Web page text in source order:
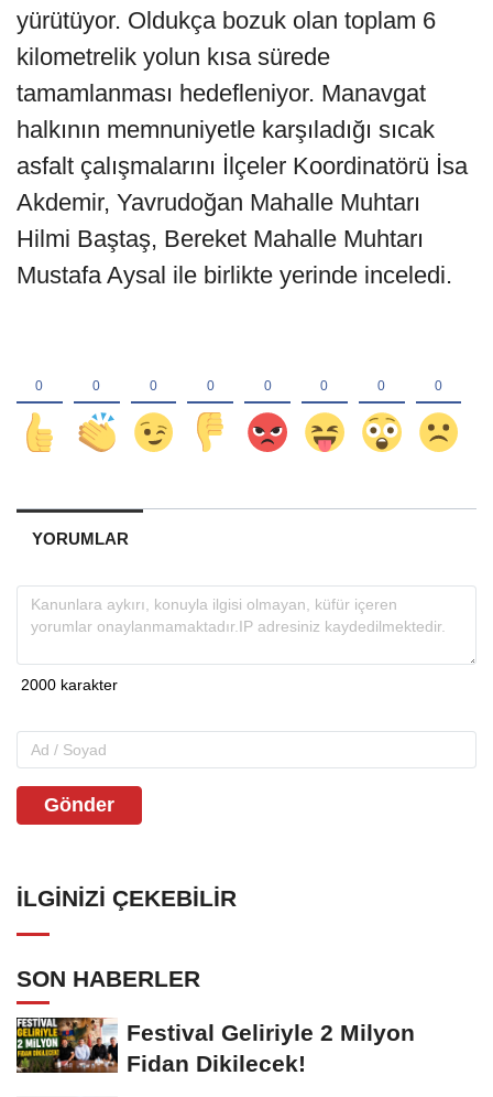
yürütüyor. Oldukça bozuk olan toplam 6
kilometrelik yolun kısa sürede
tamamlanması hedefleniyor. Manavgat
halkının memnuniyetle karşıladığı sıcak
asfalt çalışmalarını İlçeler Koordinatörü İsa
Akdemir, Yavrudoğan Mahalle Muhtarı
Hilmi Baştaş, Bereket Mahalle Muhtarı
Mustafa Aysal ile birlikte yerinde inceledi.
YORUMLAR
Gönder
İLGINIZI ÇEKEBILIR
SON HABERLER
Festival Geliriyle 2 Milyon
Fidan Dikilecek!